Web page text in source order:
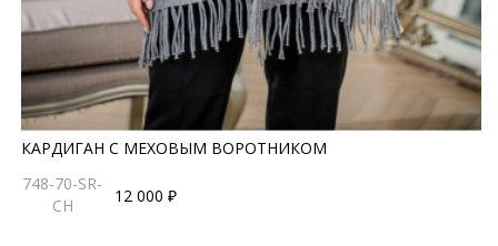
КАРДИГАН С МЕХОВЫМ ВОРОТНИКОМ
748-70-SR-
CH
12 000 ₽